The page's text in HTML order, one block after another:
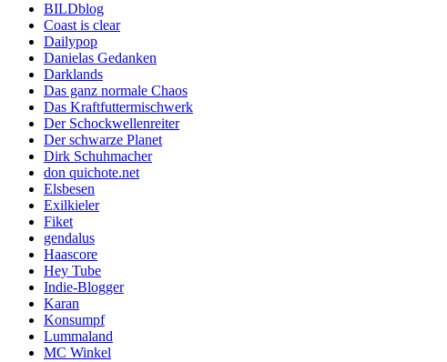
BILDblog
Coast is clear
Dailypop
Danielas Gedanken
Darklands
Das ganz normale Chaos
Das Kraftfuttermischwerk
Der Schockwellenreiter
Der schwarze Planet
Dirk Schuhmacher
don quichote.net
Elsbesen
Exilkieler
Fiket
gendalus
Haascore
Hey Tube
Indie-Blogger
Karan
Konsumpf
Lummaland
MC Winkel